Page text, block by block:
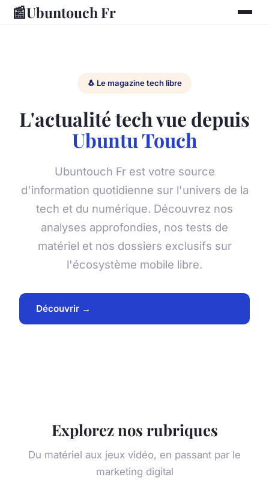
📰Ubuntouch Fr
🐧 Le magazine tech libre
L'actualité tech vue depuis
Ubuntu Touch
Ubuntouch Fr est votre source
d'information quotidienne sur l'univers de la
tech et du numérique. Découvrez nos
analyses approfondies, nos tests de
matériel et nos dossiers exclusifs sur
l'écosystème mobile libre.
Découvrir →
Explorez nos rubriques
Du matériel aux jeux vidéo, en passant par le
marketing digital